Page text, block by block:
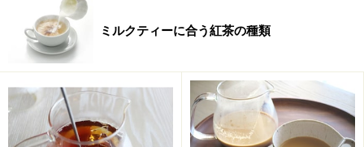
葉の量は茶葉が大きいOPなどでは中山盛りくらい必
要。）
２．ホットで作る半分よりやや多い量の熱湯を注ぐ。蒸
ミルクティーに合う紅茶の種類